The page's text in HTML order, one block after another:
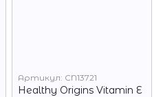
Артикул: CN13721
Healthy Origins Vitamin E